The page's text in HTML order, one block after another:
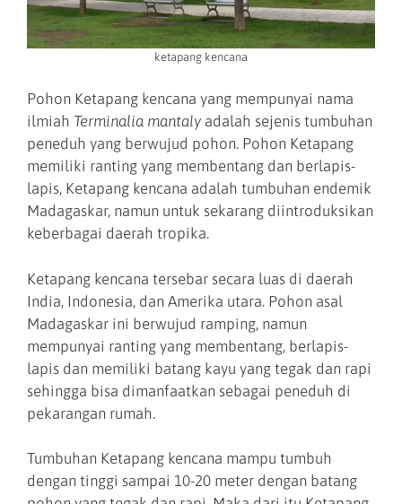
ketapang kencana
Pohon Ketapang kencana yang mempunyai nama
ilmiah Terminalia mantaly adalah sejenis tumbuhan
peneduh yang berwujud pohon. Pohon Ketapang
memiliki ranting yang membentang dan berlapis-
lapis, Ketapang kencana adalah tumbuhan endemik
Madagaskar, namun untuk sekarang diintroduksikan
keberbagai daerah tropika.
Ketapang kencana tersebar secara luas di daerah
India, Indonesia, dan Amerika utara. Pohon asal
Madagaskar ini berwujud ramping, namun
mempunyai ranting yang membentang, berlapis-
lapis dan memiliki batang kayu yang tegak dan rapi
sehingga bisa dimanfaatkan sebagai peneduh di
pekarangan rumah.
Tumbuhan Ketapang kencana mampu tumbuh
dengan tinggi sampai 10-20 meter dengan batang